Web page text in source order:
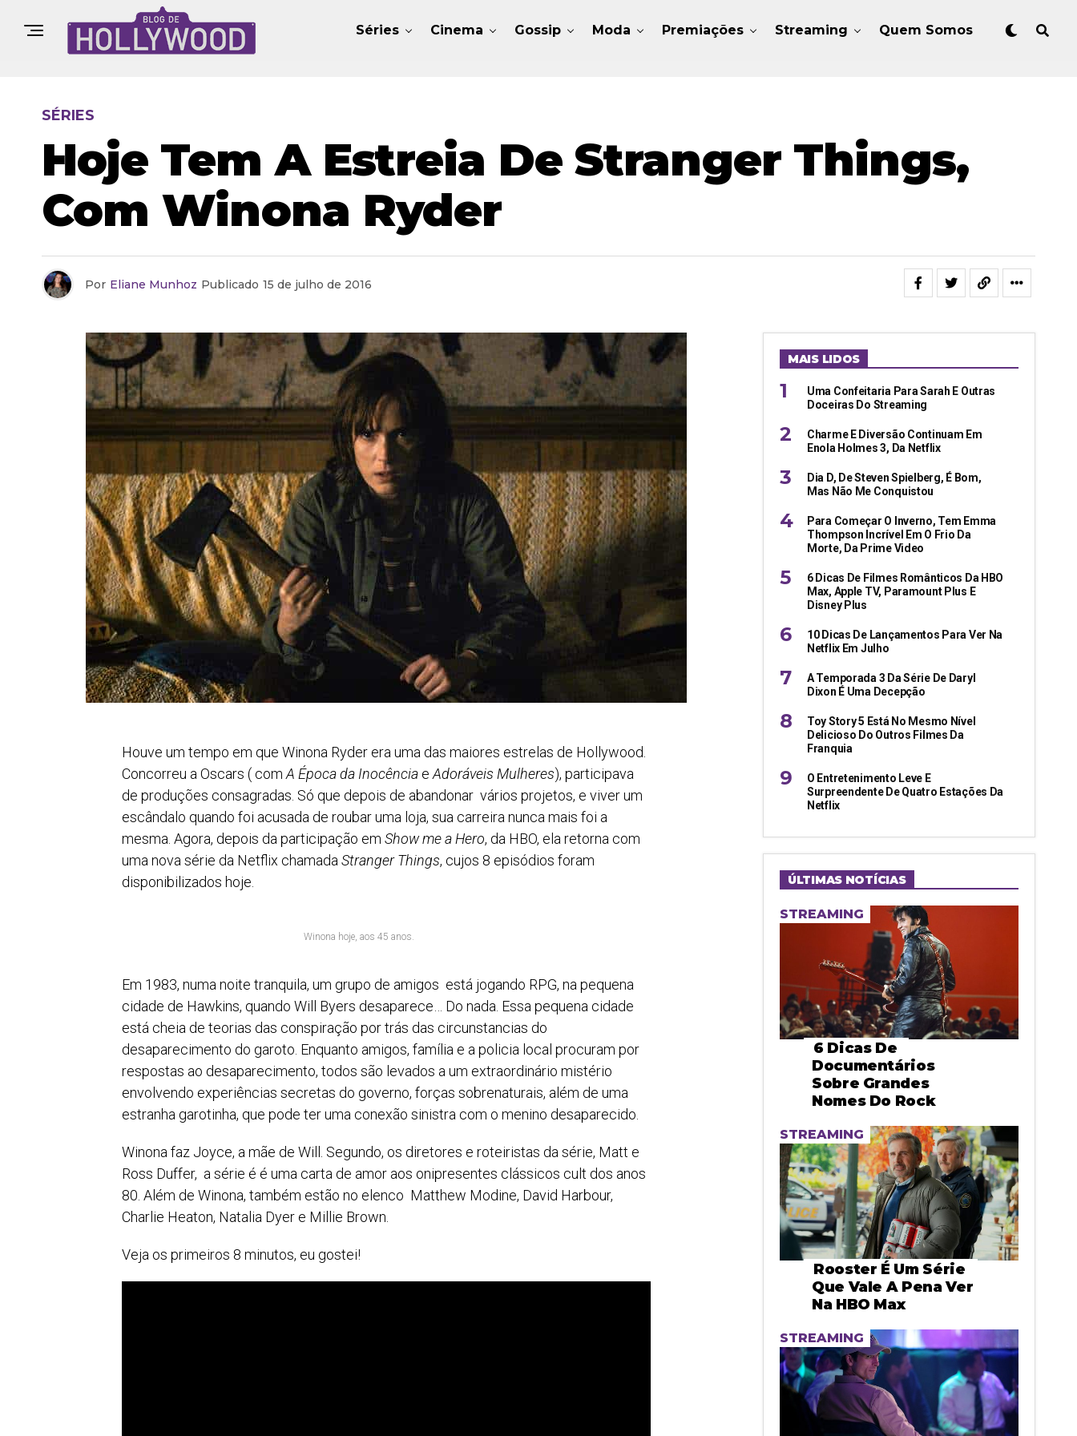
Séries Cinema Gossip Moda Premiações Streaming Quem Somos
SÉRIES
Hoje Tem A Estreia De Stranger Things,
Com Winona Ryder
Por Eliane Munhoz Publicado 15 de julho de 2016
Houve um tempo em que Winona Ryder era uma das maiores estrelas de Hollywood.
Concorreu a Oscars ( com A Época da Inocência e Adoráveis Mulheres), participava
de produções consagradas. Só que depois de abandonar vários projetos, e viver um
escândalo quando foi acusada de roubar uma loja, sua carreira nunca mais foi a
mesma. Agora, depois da participação em Show me a Hero, da HBO, ela retorna com
uma nova série da Netflix chamada Stranger Things, cujos 8 episódios foram
disponibilizados hoje.
Winona hoje, aos 45 anos.
Em 1983, numa noite tranquila, um grupo de amigos está jogando RPG, na pequena
cidade de Hawkins, quando Will Byers desaparece… Do nada. Essa pequena cidade
está cheia de teorias das conspiração por trás das circunstancias do
desaparecimento do garoto. Enquanto amigos, família e a policia local procuram por
respostas ao desaparecimento, todos são levados a um extraordinário mistério
envolvendo experiências secretas do governo, forças sobrenaturais, além de uma
estranha garotinha, que pode ter uma conexão sinistra com o menino desaparecido.
Winona faz Joyce, a mãe de Will. Segundo, os diretores e roteiristas da série, Matt e
Ross Duffer, a série é é uma carta de amor aos onipresentes clássicos cult dos anos
80. Além de Winona, também estão no elenco Matthew Modine, David Harbour,
Charlie Heaton, Natalia Dyer e Millie Brown.
Veja os primeiros 8 minutos, eu gostei!
MAIS LIDOS
Uma Confeitaria Para Sarah E Outras
Doceiras Do Streaming
Charme E Diversão Continuam Em
Enola Holmes 3, Da Netflix
Dia D, De Steven Spielberg, É Bom,
Mas Não Me Conquistou
Para Começar O Inverno, Tem Emma
Thompson Incrível Em O Frio Da
Morte, Da Prime Video
6 Dicas De Filmes Românticos Da HBO
Max, Apple TV, Paramount Plus E
Disney Plus
10 Dicas De Lançamentos Para Ver Na
Netflix Em Julho
A Temporada 3 Da Série De Daryl
Dixon É Uma Decepção
Toy Story 5 Está No Mesmo Nível
Delicioso Do Outros Filmes Da
Franquia
O Entretenimento Leve E
Surpreendente De Quatro Estações Da
Netflix
ÚLTIMAS NOTÍCIAS
STREAMING
6 Dicas De
Documentários
Sobre Grandes
Nomes Do Rock
STREAMING
Rooster É Um Série
Que Vale A Pena Ver
Na HBO Max
STREAMING